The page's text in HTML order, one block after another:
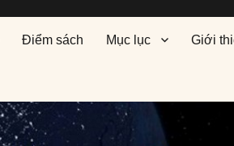
Điểm sách Mục lục Giới